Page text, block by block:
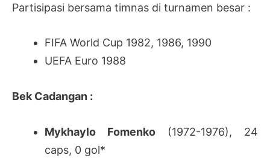
Partisipasi bersama timnas di turnamen besar :
FIFA World Cup 1982, 1986, 1990
UEFA Euro 1988
Bek Cadangan :
Mykhaylo Fomenko
(1972-1976), 24
caps, 0 gol*